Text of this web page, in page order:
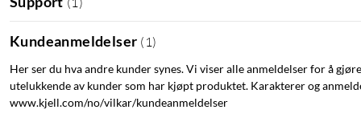
Lysnedgangsfaktor: 0.70
Lysfarge: Varmhvit
Fargegjengivelsesindeks: Ra 80
Lysfarge: 830
Kundeanmeldelser ( 1 )
Her ser du hva andre kunder synes. Vi viser alle anmeldelser for å
utelukkende av kunder som har kjøpt produktet. Karakterer og
www.kjell.com/no/vilkar/kundeanmeldelser